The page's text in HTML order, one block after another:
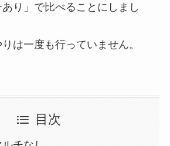
あり」で比べることにしまし
は一度も行っていません。
目次